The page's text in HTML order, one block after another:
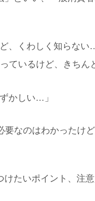
、くわしく知らない
ているけど、きちん
かしい…」
要なのはわかったけ
たいポイント、注